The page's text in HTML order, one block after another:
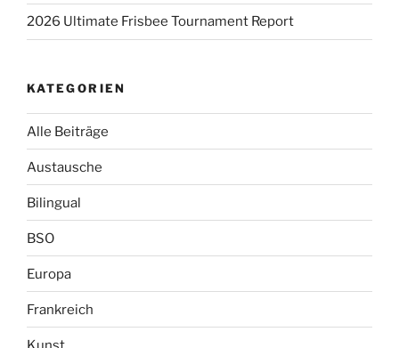
2026 Ultimate Frisbee Tournament Report
KATEGORIEN
Alle Beiträge
Austausche
Bilingual
BSO
Europa
Frankreich